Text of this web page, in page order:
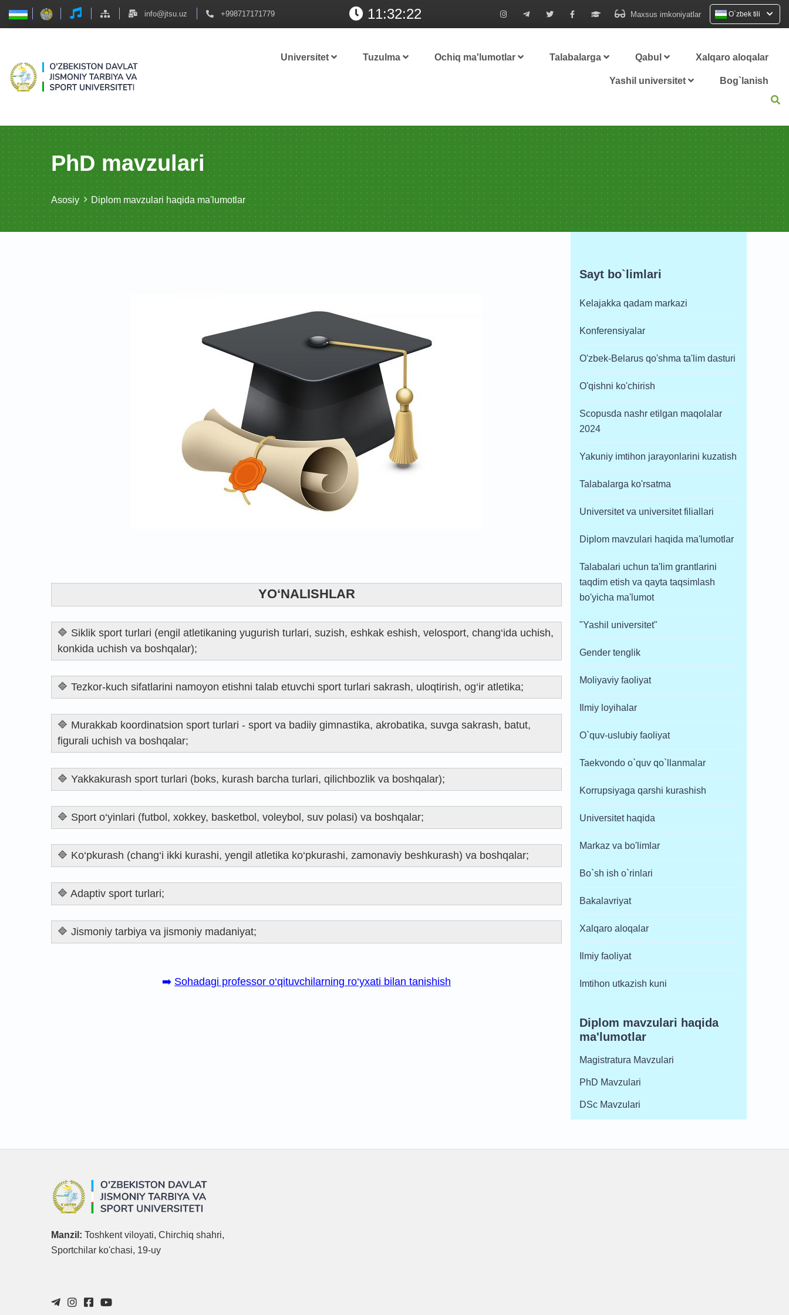
info@jtsu.uz +998717171779 11:32:23 Maxsus imkoniyatlar O`zbek tili
Universitet Tuzulma Ochiq ma'lumotlar Talabalarga Qabul Xalqaro aloqalar
Yashil universitet Bog`lanish
PhD mavzulari
Asosiy Diplom mavzulari haqida ma'lumotlar
YO‘NALISHLAR
🔷 Siklik sport turlari (engil atletikaning yugurish turlari, suzish, eshkak eshish, velosport, chang‘ida uchish,
konkida uchish va boshqalar);
🔷 Tezkor-kuch sifatlarini namoyon etishni talab etuvchi sport turlari sakrash, uloqtirish, og‘ir atletika;
🔷 Murakkab koordinatsion sport turlari - sport va badiiy gimnastika, akrobatika, suvga sakrash, batut,
figurali uchish va boshqalar;
🔷 Yakkakurash sport turlari (boks, kurash barcha turlari, qilichbozlik va boshqalar);
🔷 Sport o‘yinlari (futbol, xokkey, basketbol, voleybol, suv polasi) va boshqalar;
🔷 Ko‘pkurash (chang‘i ikki kurashi, yengil atletika ko‘pkurashi, zamonaviy beshkurash) va boshqalar;
🔷 Adaptiv sport turlari;
🔷 Jismoniy tarbiya va jismoniy madaniyat;
➡️ Sohadagi professor o‘qituvchilarning ro‘yxati bilan tanishish
Sayt bo`limlari
Kelajakka qadam markazi
Konferensiyalar
O'zbek-Belarus qo'shma ta'lim dasturi
O'qishni ko'chirish
Scopusda nashr etilgan maqolalar
2024
Yakuniy imtihon jarayonlarini kuzatish
Talabalarga ko'rsatma
Universitet va universitet filiallari
Diplom mavzulari haqida ma'lumotlar
Talabalari uchun ta'lim grantlarini
taqdim etish va qayta taqsimlash
bo'yicha ma'lumot
"Yashil universitet"
Gender tenglik
Moliyaviy faoliyat
Ilmiy loyihalar
O`quv-uslubiy faoliyat
Taekvondo o`quv qo`llanmalar
Korrupsiyaga qarshi kurashish
Universitet haqida
Markaz va bo'limlar
Bo`sh ish o`rinlari
Bakalavriyat
Xalqaro aloqalar
Ilmiy faoliyat
Imtihon utkazish kuni
Diplom mavzulari haqida
ma'lumotlar
Magistratura Mavzulari
PhD Mavzulari
DSc Mavzulari
Manzil: Toshkent viloyati, Chirchiq shahri,
Sportchilar ko'chasi, 19-uy